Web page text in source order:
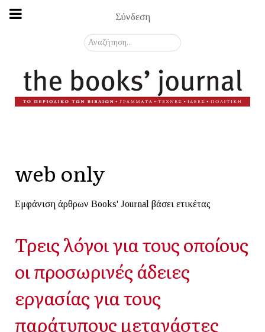
Σύνδεση
Αναζήτηση...
web only
Εμφάνιση άρθρων Books' Journal βάσει ετικέτας
Τρεις λόγοι για τους οποίους
οι προσωρινές άδειες
εργασίας για τους
παράτυπους μετανάστες